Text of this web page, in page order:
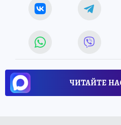
ЧИТАЙТЕ